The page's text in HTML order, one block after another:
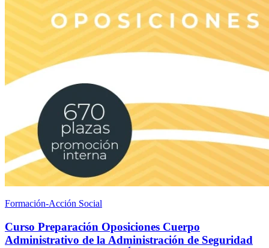
Formación-Acción Social
Curso Preparación Oposiciones Cuerpo
Administrativo de la Administración de Seguridad